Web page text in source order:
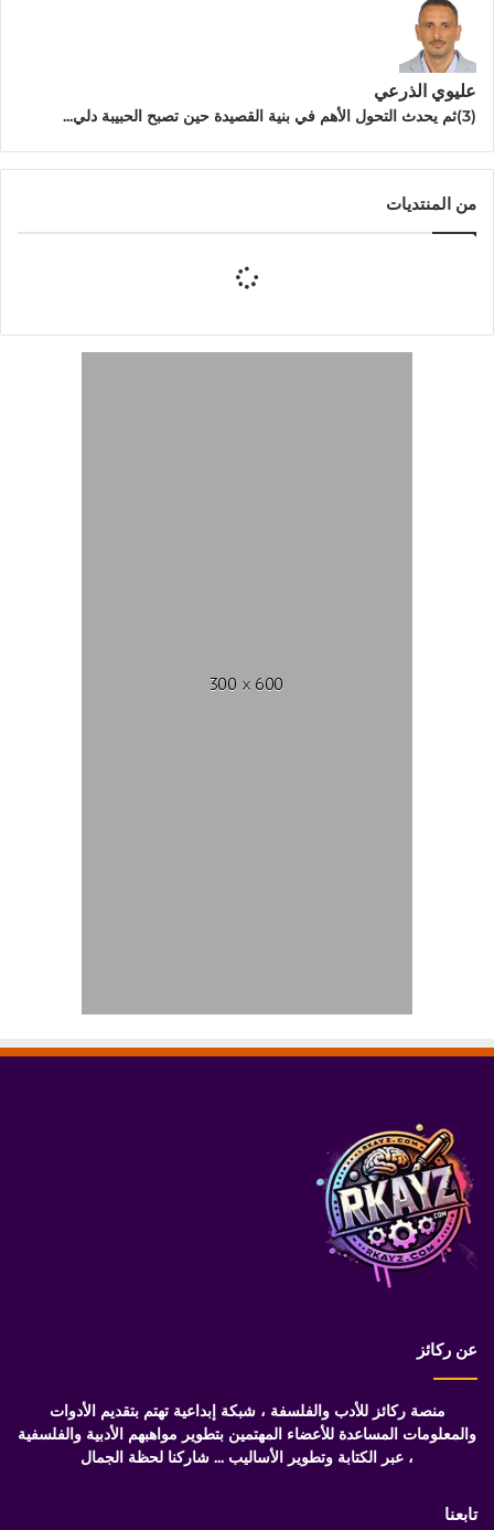
عليوي الذرعي
(3)ثم يحدث التحول الأهم في بنية القصيدة حين تصبح الحبيبة دلي...
من المنتديات
عن ركائز
منصة ركائز للأدب والفلسفة ، شبكة إبداعية تهتم بتقديم الأدوات
والمعلومات المساعدة للأعضاء المهتمين بتطوير مواهبهم الأدبية والفلسفية
، عبر الكتابة وتطوير الأساليب ... شاركنا لحظة الجمال
تابعنا